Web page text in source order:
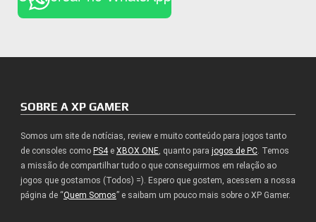
SOBRE A XP GAMER
Somos um site de notícias, review e muito conteúdo para jogos tanto
de consoles como PS4e XBOX ONE, quanto para jogos de PC. Temos
a missão de compartilhar tudo o que conseguirmos em relação ao
jogos que gostamos (Todos) =). Espero que gostem, acessem a nossa
página de “Quem Somos” e saibam um pouco mais sobre o XP Gamer.